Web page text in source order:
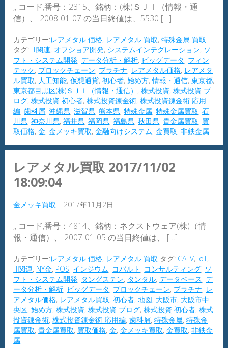
,, コード,番号：2315、銘柄：(株)ＳＪＩ（情報・通
信）、 2008-01-07 の当日終値は、5530 […]
カテゴリー:レアメタル 価格, レアメタル 買取,特殊金属 買取
タグ: IT関連, オフショア開発, システムインテグレーション, ソ
フト・システム開発,データ分析・解析, ビッグデータ, フィン
テック, ブロックチェーン, プラチナ, レアメタル価格, レアメタ
ル買取, 人工知能,仮想通貨,初心者,始め方,情報・通信,東京都,
東京都目黒区(株)ＳＪＩ（情報・通信） ,株式投資,株式投資 ブ
ログ,株式投資 初心者,株式投資錬金術,株式投資錬金術 応用
編,歯科屑,沖縄県,滋賀県,熊本県,特殊金属,特殊金属買取,石
川県,神奈川県,福井県,福岡県,福島県,秋田県,貴金属買取, 買
取価格,金,金メッキ買取,金融向けシステム,金買取,非鉄金属
レアメタル買取 2017/11/02
18:09:04
金メッキ買取 | 2017年11月2日
,, コード,番号：4814、銘柄：ネクストウェア(株)（情
報・通信）、 2007-01-05 の当日終値は、 […]
カテゴリー:レアメタル 価格, レアメタル 買取 タグ: CATV, IoT,
IT関連, NY金, POS, インジウム, コバルト , コンサルティング, ソ
フト・システム開発, タングステン, タンタル,データベース,デ
ータ分析・解析, ビッグデータ, ブロックチェーン, プラチナ, レ
アメタル価格, レアメタル買取,初心者,地図, 大阪市, 大阪市中
央区,始め方,株式投資,株式投資 ブログ,株式投資 初心者,株式
投資錬金術,株式投資錬金術 応用編,歯科屑,特殊金属,特殊金
属買取,貴金属買取, 買取価格,金,金メッキ買取,金買取,非鉄金
属